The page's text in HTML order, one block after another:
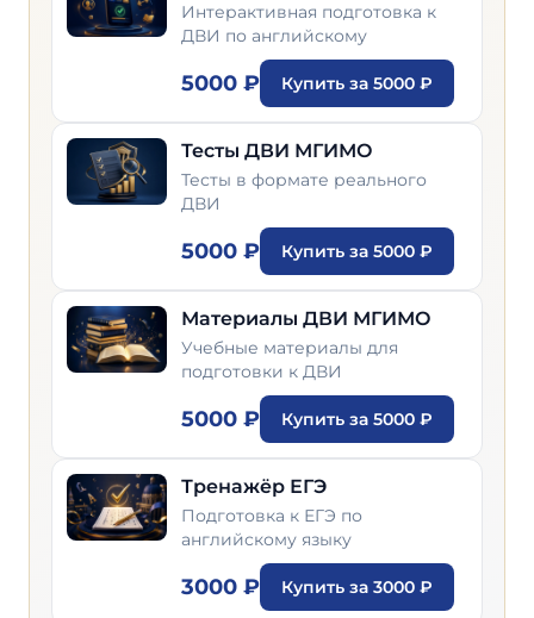
Интерактивная подготовка к
ДВИ по английскому
5000 ₽ Купить за 5000 ₽
Тесты ДВИ МГИМО
Тесты в формате реального
ДВИ
5000 ₽ Купить за 5000 ₽
Материалы ДВИ МГИМО
Учебные материалы для
подготовки к ДВИ
5000 ₽ Купить за 5000 ₽
Тренажёр ЕГЭ
Подготовка к ЕГЭ по
английскому языку
3000 ₽ Купить за 3000 ₽